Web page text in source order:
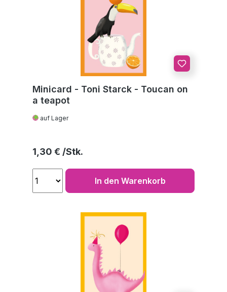
Minicard - Toni Starck - Toucan on
a teapot
auf Lager
Regulärer Preis:
1,30 €
In den Warenkorb